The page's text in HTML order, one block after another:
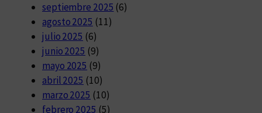
septiembre 2025 (6)
agosto 2025 (11)
julio 2025 (6)
junio 2025 (9)
mayo 2025 (9)
abril 2025 (10)
marzo 2025 (10)
febrero 2025 (5)